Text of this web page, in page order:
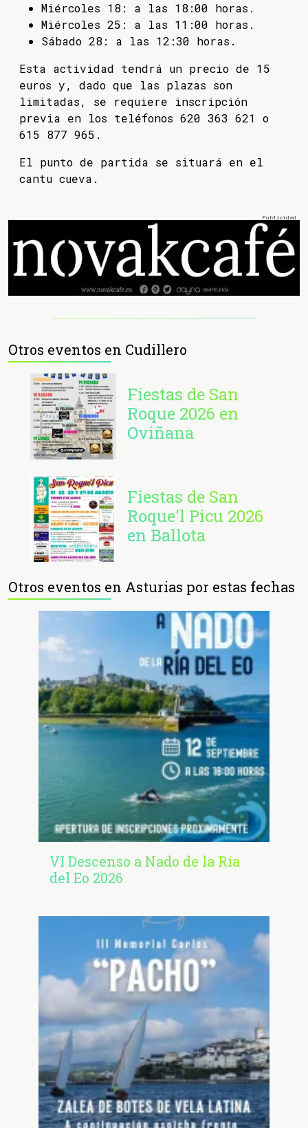
Miércoles 18: a las 18:00 horas.
Miércoles 25: a las 11:00 horas.
Sábado 28: a las 12:30 horas.
Esta actividad tendrá un precio de 15
euros y, dado que las plazas son
limitadas, se requiere inscripción
previa en los teléfonos 620 363 621 o
615 877 965.
El punto de partida se situará en el
cantu cueva.
Otros eventos en Cudillero
Fiestas de San
Roque 2026 en
Oviñana
Fiestas de San
Roque'l Picu 2026
en Ballota
Otros eventos en Asturias por estas fechas
VI Descenso a Nado de la Ría
del Eo 2026